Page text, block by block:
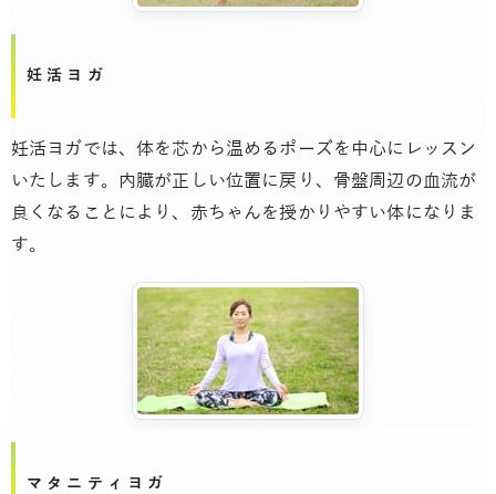
妊活ヨガ
妊活ヨガでは、体を芯から温めるポーズを中心にレッスン
いたします。内臓が正しい位置に戻り、骨盤周辺の血流が
良くなることにより、赤ちゃんを授かりやすい体になりま
す。
マタニティヨガ